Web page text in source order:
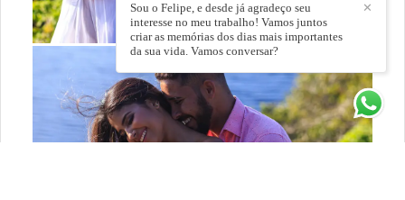
✕
Sou o Felipe, e desde já agradeço seu
interesse no meu trabalho! Vamos juntos
criar as memórias dos dias mais importantes
da sua vida. Vamos conversar?